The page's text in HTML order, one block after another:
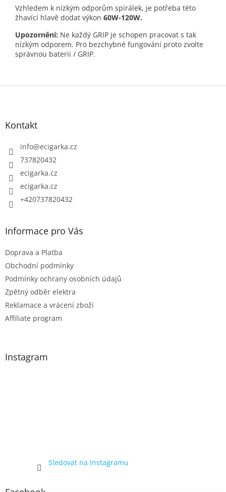
Vzhledem k nízkým odporům spirálek, je potřeba této
žhavící hlavě dodat výkon 60W-120W.
Upozornění: Ne každý GRIP je schopen pracovat s tak
nízkým odporem. Pro bezchybné fungování proto zvolte
správnou baterii / GRIP.
Kontakt
info@ecigarka.cz
737820432
ecigarka.cz
ecigarka.cz
+420737820432
Informace pro Vás
Doprava a Platba
Obchodní podmínky
Podmínky ochrany osobních údajů
Zpětný odběr elektra
Reklamace a vrácení zboží
Affiliate program
Instagram
Sledovat na Instagramu